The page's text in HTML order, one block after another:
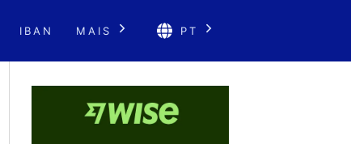
IBAN MAIS PT